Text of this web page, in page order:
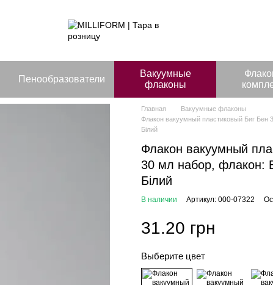
Пенообразователи
Вакуумные
флаконы
Главная
Вакуумные флаконы
Флакон вакуумный пластиковый Биг Бен
Білий
Флакон вакуумный
30 мл набор, флакон:
Білий
В наличии Артикул: 000-07322
31.20 грн
Выберите цвет